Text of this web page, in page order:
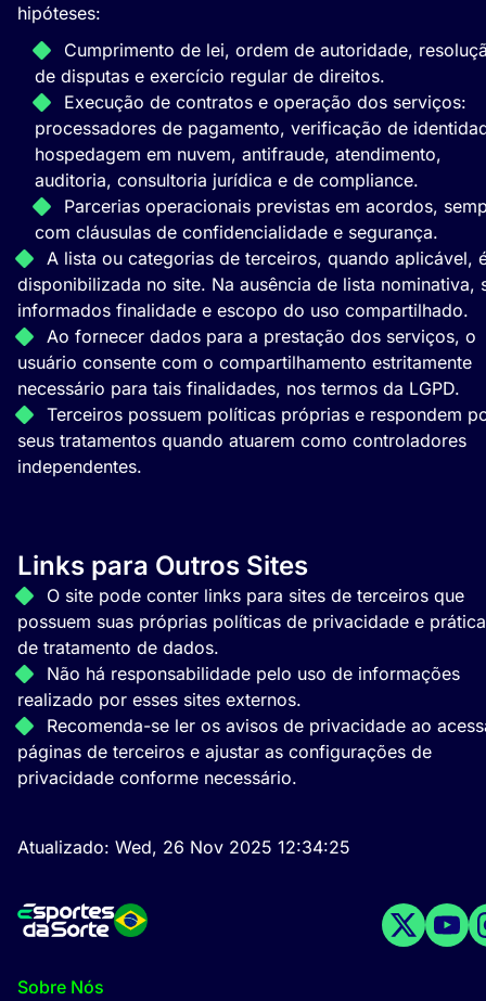
hipóteses:
Cumprimento de lei, ordem de autoridade,
de disputas e exercício regular de direitos.
Execução de contratos e operação dos serviços:
processadores de pagamento, verificação de
hospedagem em nuvem, antifraude, atendimento,
auditoria, consultoria jurídica e de compliance.
Parcerias operacionais previstas em acordos,
com cláusulas de confidencialidade e segurança.
A lista ou categorias de terceiros, quando aplicável,
disponibilizada no site. Na ausência de lista nominativa,
informados finalidade e escopo do uso compartilhado.
Ao fornecer dados para a prestação dos serviços, o
usuário consente com o compartilhamento estritamente
necessário para tais finalidades, nos termos da LGPD.
Terceiros possuem políticas próprias e respondem
seus tratamentos quando atuarem como controladores
independentes.
Links para Outros Sites
O site pode conter links para sites de terceiros que
possuem suas próprias políticas de privacidade e
de tratamento de dados.
Não há responsabilidade pelo uso de informações
realizado por esses sites externos.
Recomenda-se ler os avisos de privacidade ao
páginas de terceiros e ajustar as configurações de
privacidade conforme necessário.
Atualizado: Wed, 26 Nov 2025 12:34:25
Sobre Nós